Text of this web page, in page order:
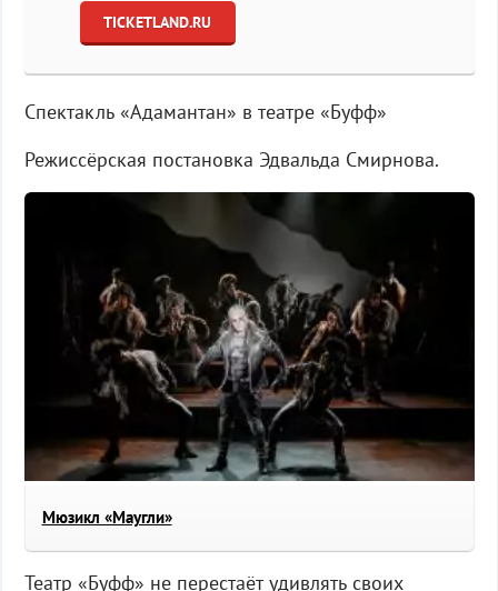
TICKETLAND.RU
Спектакль «Адамантан» в театре «Буфф»
Режиссёрская постановка Эдвальда Смирнова.
Мюзикл «Маугли»
Театр «Буфф» не перестаёт удивлять своих